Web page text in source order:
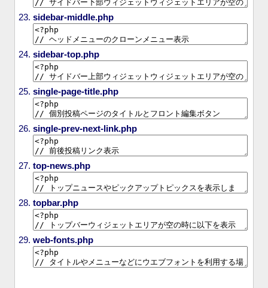
sidebar-middle.php
sidebar-top.php
single-page-title.php
single-prev-next-link.php
top-news.php
topbar.php
web-fonts.php